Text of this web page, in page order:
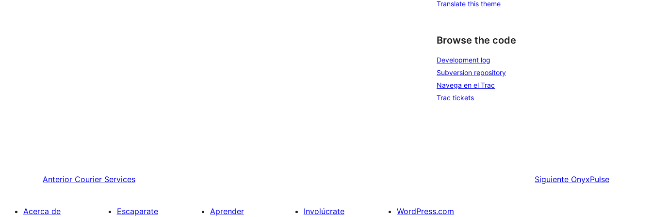
Translate this theme
Browse the code
Development log
Subversion repository
Navega en el Trac
Trac tickets
Anterior Courier Services Siguiente OnyxPulse
Acerca de Escaparate Aprender Involúcrate WordPress.com